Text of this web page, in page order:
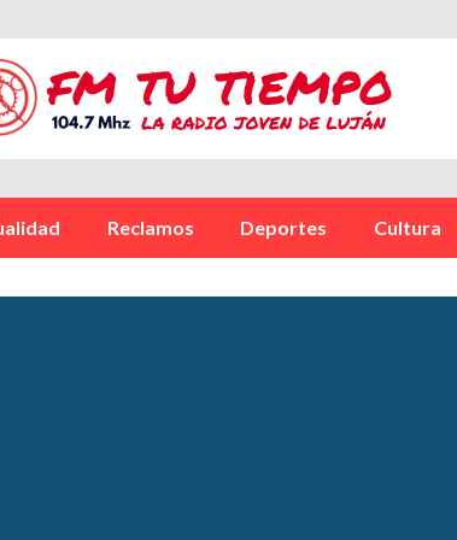
Reclamos Deportes Cultura